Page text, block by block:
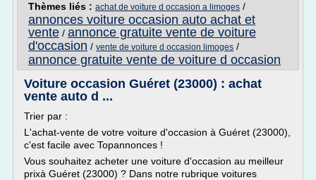
Thèmes liés : achat de voiture d occasion a limoges /
annonces voiture occasion auto achat et
vente / annonce gratuite vente de voiture
d'occasion / vente de voiture d occasion limoges /
annonce gratuite vente de voiture d occasion
Voiture occasion Guéret (23000) : achat
vente auto d ...
Trier par :
L'achat-vente de votre voiture d'occasion à Guéret (23000),
c'est facile avec Topannonces !
Vous souhaitez acheter une voiture d'occasion au meilleur
prixà Guéret (23000) ? Dans notre rubrique voitures